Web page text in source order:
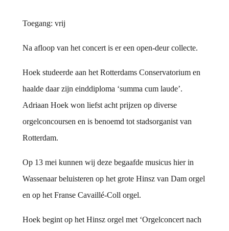
Toegang: vrij
Na afloop van het concert is er een open-deur collecte.
Hoek studeerde aan het Rotterdams Conservatorium en
haalde daar zijn einddiploma ‘summa cum laude’.
Adriaan Hoek won liefst acht prijzen op diverse
orgelconcoursen en is benoemd tot stadsorganist van
Rotterdam.
Op 13 mei kunnen wij deze begaafde musicus hier in
Wassenaar beluisteren op het grote Hinsz van Dam orgel
en op het Franse Cavaillé-Coll orgel.
Hoek begint op het Hinsz orgel met ‘Orgelconcert nach